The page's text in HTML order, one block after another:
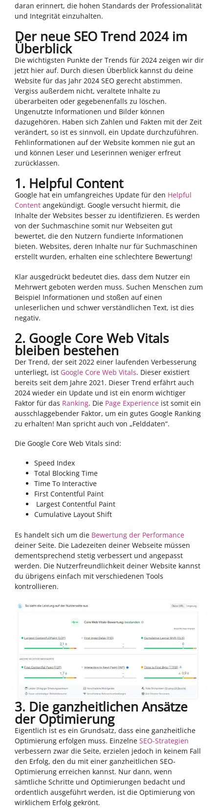
daran erinnert, die hohen Standards der Professionalität
und Integrität einzuhalten.
Der neue SEO Trend 2024 im
Überblick
Die wichtigsten Punkte der Trends für 2024 zeigen wir dir
jetzt hier auf. Durch diesen Überblick kannst du deine
Website für das Jahr 2024 SEO gerecht abstimmen.
Vergiss außerdem nicht, veraltete Inhalte zu
überarbeiten oder gegebenenfalls zu löschen.
Ungenutzte Informationen und Bilder können
dazugehören. Haben sich Zahlen und Fakten mit der Zeit
verändert, so ist es sinnvoll, ein Update durchzuführen.
Fehlinformationen auf der Website kommen nie gut an
und können Leser und Leserinnen weniger erfreut
zurücklassen.
1. Helpful Content
Google hat ein umfangreiches Update für den Helpful
Content angekündigt. Google versucht hiermit, die
Inhalte der Websites besser zu identifizieren. Es werden
von der Suchmaschine somit nur Webseiten gut
bewertet, die den Nutzern fundierte Informationen
bieten. Websites, deren Inhalte nur für Suchmaschinen
erstellt wurden, erhalten eine schlechtere Bewertung!
Klar ausgedrückt bedeutet dies, dass dem Nutzer ein
Mehrwert geboten werden muss. Suchen Menschen zum
Beispiel Informationen und stoßen auf einen
unleserlichen und schwer verständlichen Text, ist dies
negativ.
2. Google Core Web Vitals
bleiben bestehen
Der Trend, der seit 2022 einer laufenden Verbesserung
unterliegt, ist Google Core Web Vitals. Dieser existiert
bereits seit dem Jahre 2021. Dieser Trend erfährt auch
2024 wieder ein Update und ist ein enorm wichtiger
Faktor für das Ranking. Die Page Experience ist somit ein
ausschlaggebender Faktor, um ein gutes Google Ranking
zu erhalten! Man spricht auch von „Felddaten“.
Die Google Core Web Vitals sind:
Speed Index
Total Blocking Time
Time To Interactive
First Contentful Paint
Largest Contentful Paint
Cumulative Layout Shift
Es handelt sich um die Bewertung der Performance
deiner Seite. Die Ladezeiten deiner Webseite müssen
dementsprechend stetig verbessert und angepasst
werden. Die Nutzerfreundlichkeit deiner Website kannst
du übrigens einfach mit verschiedenen Tools
kontrollieren.
3. Die ganzheitlichen Ansätze
der Optimierung
Eigentlich ist es ein Grundsatz, dass eine ganzheitliche
Optimierung erfolgen muss. Einzelne SEO-Strategien
verbessern zwar die Seite, erzielen jedoch in keinem Fall
den Erfolg, den du mit einer ganzheitlichen SEO-
Optimierung erreichen kannst. Nur dann, wenn
sämtliche Schritte und Optimierungen bedacht und
ordentlich ausgeführt werden, ist die Optimierung von
wirklichem Erfolg gekrönt.